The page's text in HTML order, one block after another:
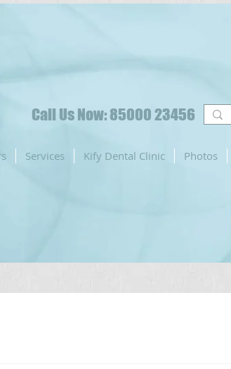
Call Us Now: 85000 23456
Services Kify Dental Clinic Photos